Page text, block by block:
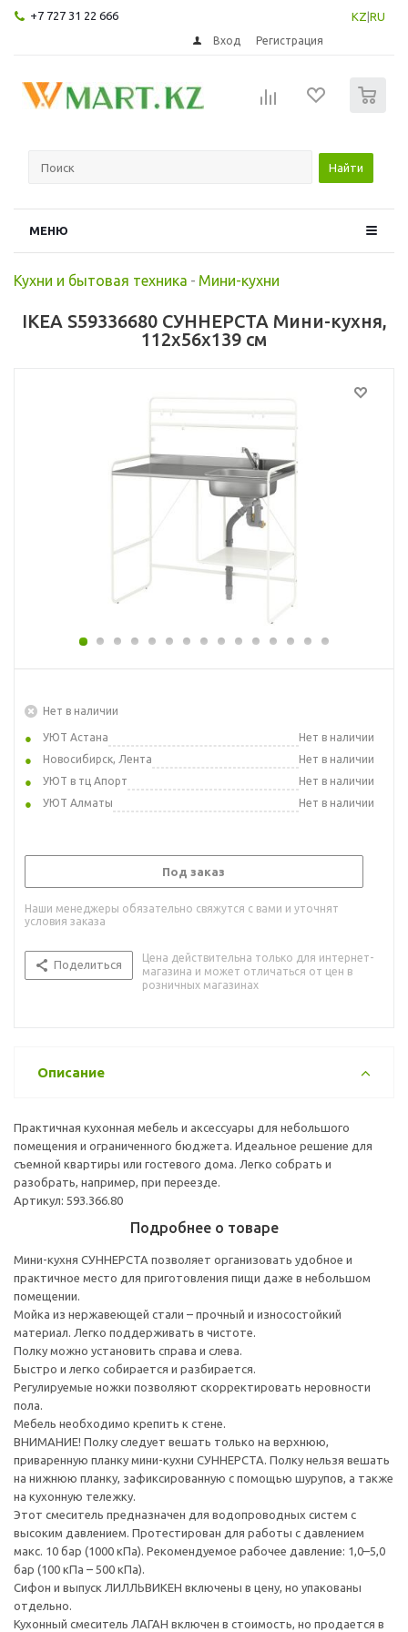
+7 727 31 22 666 KZ RU
Вход Регистрация
Найти
МЕНЮ
Кухни и бытовая техника - Мини-кухни
IKEA S59336680 СУННЕРСТА Мини-кухня,
112x56x139 см
Нет в наличии
УЮТ Астана
Нет в наличии
Новосибирск, Лента
Нет в наличии
УЮТ в тц Апорт
Нет в наличии
УЮТ Алматы
Нет в наличии
Под заказ
Наши менеджеры обязательно свяжутся с вами и уточнят
условия заказа
Поделиться
Цена действительна только для интернет-
магазина и может отличаться от цен в
розничных магазинах
Описание
Практичная кухонная мебель и аксессуары для небольшого
помещения и ограниченного бюджета. Идеальное решение для
съемной квартиры или гостевого дома. Легко собрать и
разобрать, например, при переезде.
Артикул: 593.366.80
Подробнее о товаре
Мини-кухня СУННЕРСТА позволяет организовать удобное и
практичное место для приготовления пищи даже в небольшом
помещении.
Мойка из нержавеющей стали – прочный и износостойкий
материал. Легко поддерживать в чистоте.
Полку можно установить справа и слева.
Быстро и легко собирается и разбирается.
Регулируемые ножки позволяют скорректировать неровности
пола.
Мебель необходимо крепить к стене.
ВНИМАНИЕ! Полку следует вешать только на верхнюю,
приваренную планку мини-кухни СУННЕРСТА. Полку нельзя вешать
на нижнюю планку, зафиксированную с помощью шурупов, а также
на кухонную тележку.
Этот смеситель предназначен для водопроводных систем с
высоким давлением. Протестирован для работы с давлением
макс. 10 бар (1000 кПа). Рекомендуемое рабочее давление: 1,0–5,0
бар (100 кПа – 500 кПа).
Сифон и выпуск ЛИЛЛЬВИКЕН включены в цену, но упакованы
отдельно.
Кухонный смеситель ЛАГАН включен в стоимость, но продается в